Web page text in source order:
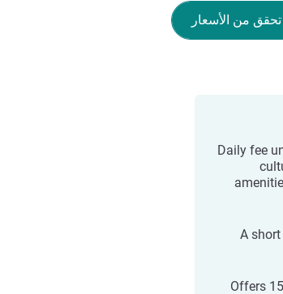
تحقق من الأسعار
Daily fee
A
Offers